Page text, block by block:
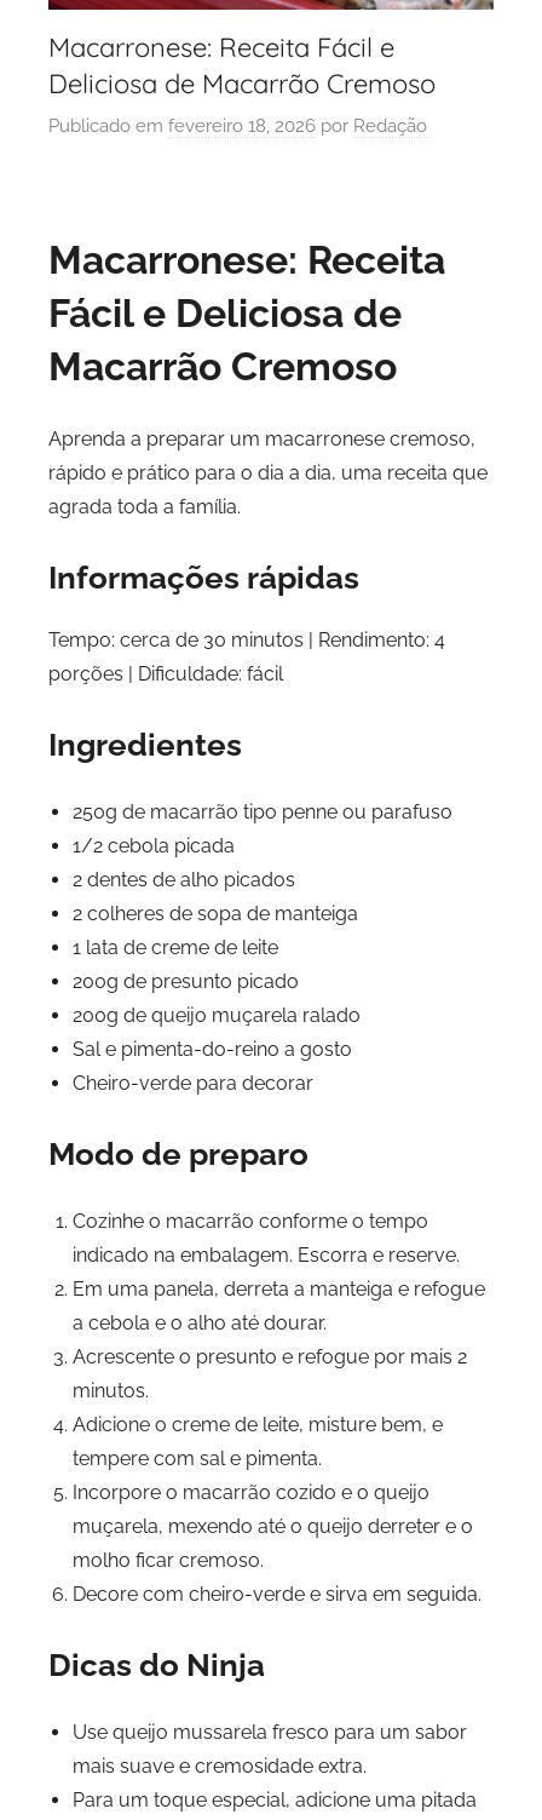
Macarronese: Receita Fácil e
Deliciosa de Macarrão Cremoso
Publicado em fevereiro 18, 2026 por Redação
Macarronese: Receita
Fácil e Deliciosa de
Macarrão Cremoso
Aprenda a preparar um macarronese cremoso,
rápido e prático para o dia a dia, uma receita que
agrada toda a família.
Informações rápidas
Tempo: cerca de 30 minutos | Rendimento: 4
porções | Dificuldade: fácil
Ingredientes
250g de macarrão tipo penne ou parafuso
1/2 cebola picada
2 dentes de alho picados
2 colheres de sopa de manteiga
1 lata de creme de leite
200g de presunto picado
200g de queijo muçarela ralado
Sal e pimenta-do-reino a gosto
Cheiro-verde para decorar
Modo de preparo
Cozinhe o macarrão conforme o tempo
indicado na embalagem. Escorra e reserve.
Em uma panela, derreta a manteiga e refogue
a cebola e o alho até dourar.
Acrescente o presunto e refogue por mais 2
minutos.
Adicione o creme de leite, misture bem, e
tempere com sal e pimenta.
Incorpore o macarrão cozido e o queijo
muçarela, mexendo até o queijo derreter e o
molho ficar cremoso.
Decore com cheiro-verde e sirva em seguida.
Dicas do Ninja
Use queijo mussarela fresco para um sabor
mais suave e cremosidade extra.
Para um toque especial, adicione uma pitada